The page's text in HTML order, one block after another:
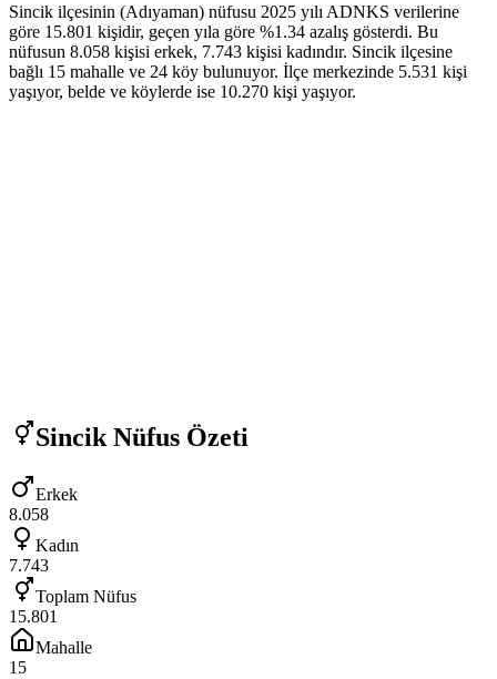
Sincik ilçesinin (Adıyaman) nüfusu 2025 yılı ADNKS verilerine
göre 15.801 kişidir, geçen yıla göre %1.34 azalış gösterdi. Bu
nüfusun 8.058 kişisi erkek, 7.743 kişisi kadındır. Sincik ilçesine
bağlı 15 mahalle ve 24 köy bulunuyor. İlçe merkezinde 5.531 kişi
yaşıyor, belde ve köylerde ise 10.270 kişi yaşıyor.
Sincik Nüfus Özeti
Erkek
8.058
Kadın
7.743
Toplam Nüfus
15.801
Mahalle
15